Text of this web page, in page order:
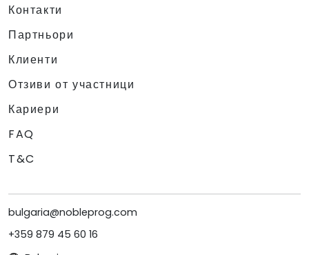
Контакти
Партньори
Клиенти
Отзиви от участници
Кариери
FAQ
T&C
bulgaria@nobleprog.com
+359 879 45 60 16